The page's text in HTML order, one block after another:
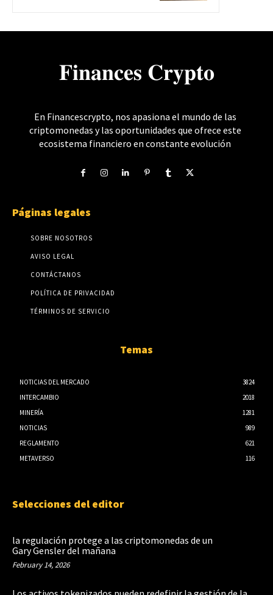
𝐅𝐢𝐧𝐚𝐧𝐜𝐞𝐬 𝐂𝐫𝐲𝐩𝐭𝐨
En Financescrypto, nos apasiona el mundo de las
criptomonedas y las oportunidades que ofrece este
ecosistema financiero en constante evolución
Páginas legales
SOBRE NOSOTROS
AVISO LEGAL
CONTÁCTANOS
POLÍTICA DE PRIVACIDAD
TÉRMINOS DE SERVICIO
Temas
NOTICIAS DEL MERCADO
3824
INTERCAMBIO
2018
MINERÍA
1281
NOTICIAS
989
REGLAMENTO
621
METAVERSO
116
Selecciones del editor
la regulación protege a las criptomonedas de un
Gary Gensler del mañana
February 14, 2026